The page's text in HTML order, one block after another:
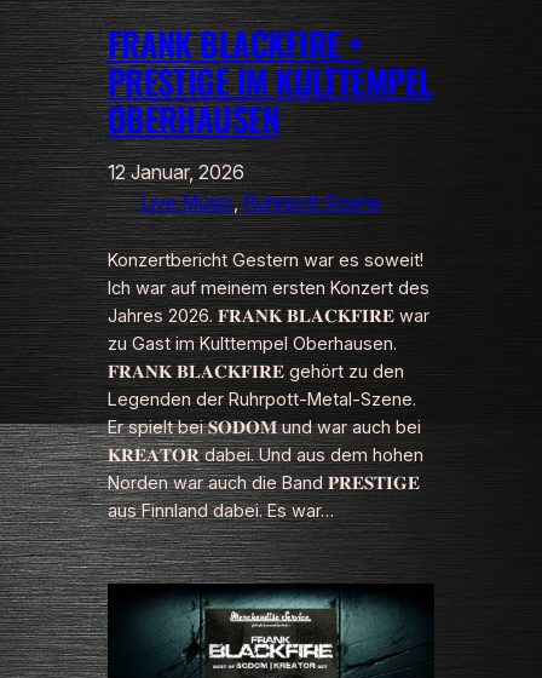
FRANK BLACKFIRE +
PRESTIGE IM KULTTEMPEL
OBERHAUSEN
12 Januar, 2026
Live Music, Ruhrpott Szene
Konzertbericht Gestern war es soweit!
Ich war auf meinem ersten Konzert des
Jahres 2026. 𝐅𝐑𝐀𝐍𝐊 𝐁𝐋𝐀𝐂𝐊𝐅𝐈𝐑𝐄 war
zu Gast im Kulttempel Oberhausen.
𝐅𝐑𝐀𝐍𝐊 𝐁𝐋𝐀𝐂𝐊𝐅𝐈𝐑𝐄 gehört zu den
Legenden der Ruhrpott-Metal-Szene.
Er spielt bei 𝐒𝐎𝐃𝐎𝐌 und war auch bei
𝐊𝐑𝐄𝐀𝐓𝐎𝐑 dabei. Und aus dem hohen
Norden war auch die Band 𝐏𝐑𝐄𝐒𝐓𝐈𝐆𝐄
aus Finnland dabei. Es war…